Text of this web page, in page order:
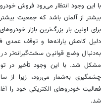
برای اولین بار بزرگ‌ترین بازار
به‌دنبال وضع قوانین سخت‌گیرانه‌تر
مشکل شد. با این وجود تأخیر در
فعالیت خودروهای الکتریکی خود را
شد.